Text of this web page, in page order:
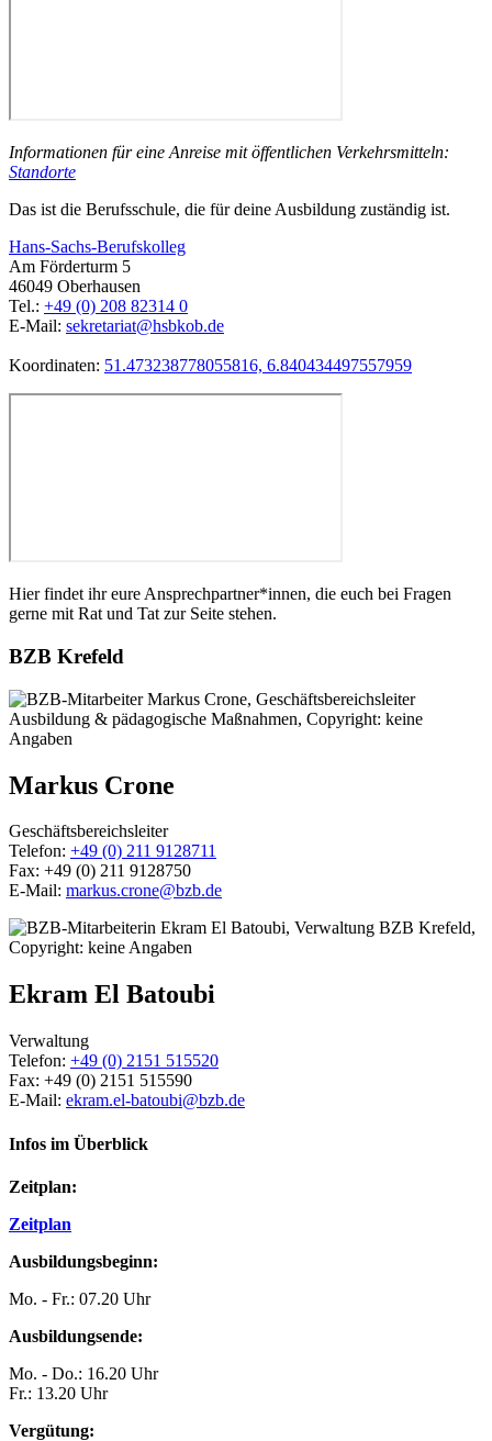
Informationen für eine Anreise mit öffentlichen Verkehrsmitteln:
Standorte
Das ist die Berufsschule, die für deine Ausbildung zuständig ist.
Hans-Sachs-Berufskolleg
Am Förderturm 5
46049 Oberhausen
Tel.: +49 (0) 208 82314 0
E-Mail: sekretariat@hsbkob.de
Koordinaten: 51.473238778055816, 6.840434497557959
Hier findet ihr eure Ansprechpartner*innen, die euch bei Fragen
gerne mit Rat und Tat zur Seite stehen.
BZB Krefeld
Markus Crone
Geschäftsbereichsleiter
Telefon: +49 (0) 211 9128711
Fax: +49 (0) 211 9128750
E-Mail: markus.crone@bzb.de
Ekram El Batoubi
Verwaltung
Telefon: +49 (0) 2151 515520
Fax: +49 (0) 2151 515590
E-Mail: ekram.el-batoubi@bzb.de
Infos im Überblick
Zeitplan:
Zeitplan
Ausbildungs­beginn:
Mo. - Fr.: 07.20 Uhr
Ausbildungs­ende:
Mo. - Do.: 16.20 Uhr
Fr.: 13.20 Uhr
Vergütung: